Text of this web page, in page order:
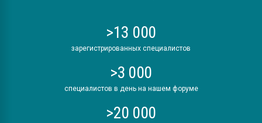
>13 000
зарегистрированных специалистов
>3 000
специалистов в день на нашем форуме
>20 000